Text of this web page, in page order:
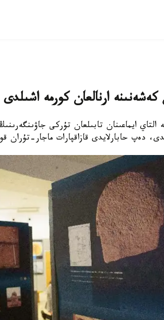
كەشەنىنە ارنالعان كورمە اشىلدى
التاي ايماعىنان تابىلعان تۇركى
دەپ حابارلايدى قازاقپارات ماجار-تۇران